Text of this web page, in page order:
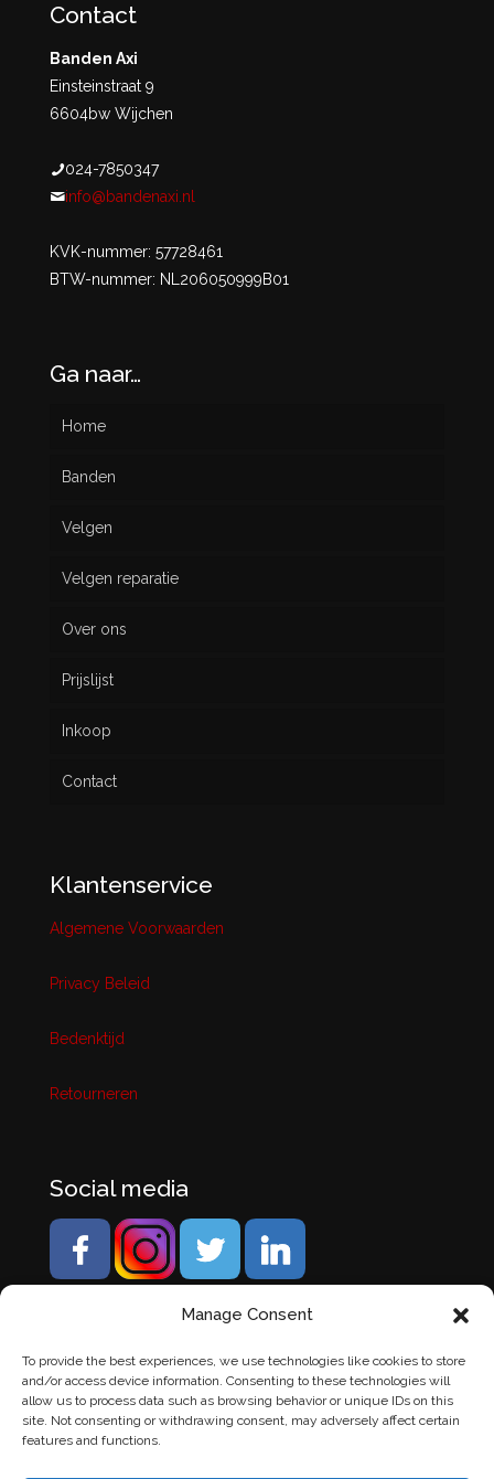
Manage Consent
To provide the best experiences, we use technologies like cookies to store
and/or access device information. Consenting to these technologies will
allow us to process data such as browsing behavior or unique IDs on this
site. Not consenting or withdrawing consent, may adversely affect certain
features and functions.
Contact
Banden Axi
Einsteinstraat 9
6604bw Wijchen
024-7850347
info@bandenaxi.nl
KVK-nummer: 57728461
BTW-nummer: NL206050999B01
Ga naar…
Home
Banden
Nieuw
Gebruikt
Velgen
Velgen reparatie
Over ons
Prijslijst
Inkoop
Contact
Klantenservice
Algemene Voorwaarden
Privacy Beleid
Bedenktijd
Retourneren
Social media